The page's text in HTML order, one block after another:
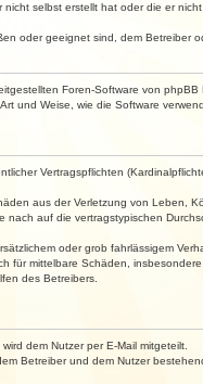
selbst erstellt hat oder die er
oder geeignet sind, dem Betreiber
Foren-Software von
und Weise, wie die Software
Vertragspflichten
aus der Verletzung von Leben,
auf die vertragstypischen
oder grob fahrlässigem
für mittelbare Schäden,
des Betreibers.
dem Nutzer per E-Mail mitgeteilt.
Betreiber und dem Nutzer